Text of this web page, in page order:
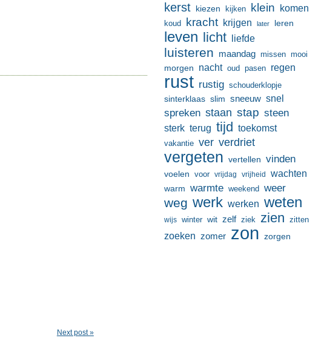
Next post »
kerst kiezen kijken klein komen
koud kracht krijgen later leren
leven licht liefde
luisteren maandag missen mooi
morgen nacht oud pasen regen
rust rustig schouderklopje
sinterklaas slim sneeuw snel
spreken staan stap steen
sterk terug tijd toekomst
vakantie ver verdriet
vergeten vertellen vinden
voelen voor vrijdag vrijheid wachten
warm warmte weekend weer
weg werk werken weten
wijs winter wit zelf ziek zien zitten
zoeken zomer zon zorgen